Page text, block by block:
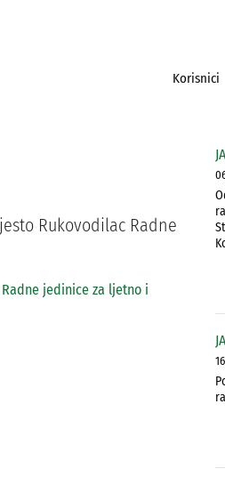
Korisnici
Rukovodilac Radne
jedinice za ljetno i